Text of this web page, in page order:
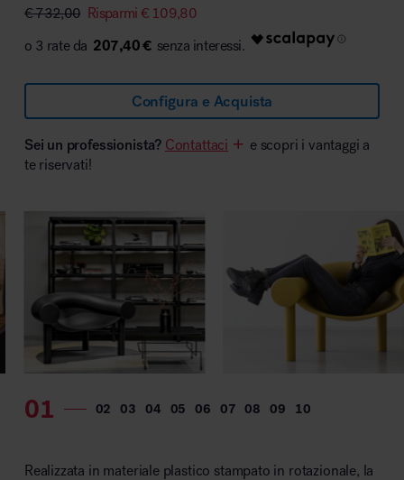
MillerKnoll
€732,00 Risparmi €109,80
207,40 €
Configura e Acquista
Sei un professionista? Contattaci
e scopri i vantaggi a
te riservati!
Realizzata in materiale plastico stampato in rotazionale, la